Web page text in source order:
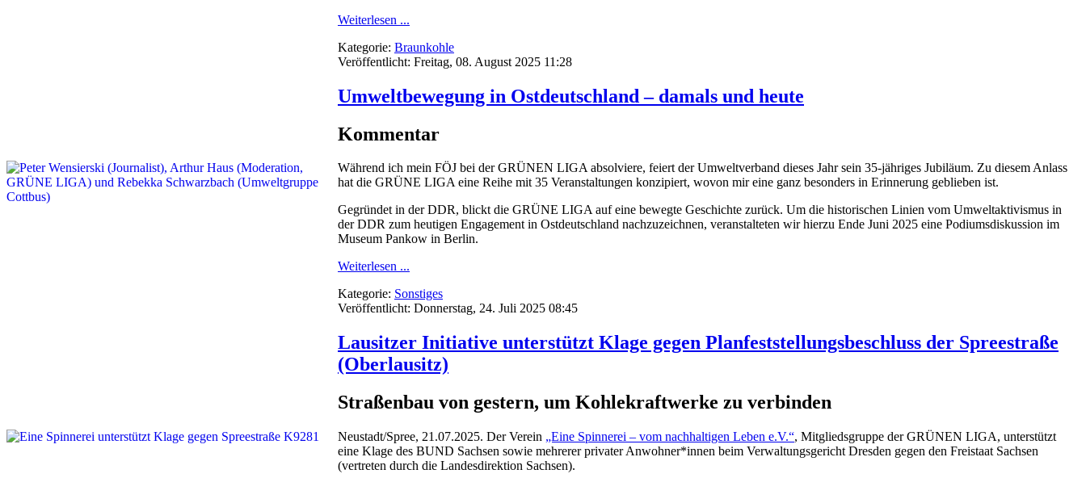
Weiterlesen ...
Kategorie: Braunkohle
Veröffentlicht: Freitag, 08. August 2025 11:28
Umweltbewegung in Ostdeutschland – damals und heute
Kommentar
Während ich mein FÖJ bei der GRÜNEN LIGA absolviere, feiert der Umweltverband dieses Jahr sein 35-jähriges Jubiläum. Zu diesem Anlass
hat die GRÜNE LIGA eine Reihe mit 35 Veranstaltungen konzipiert, wovon mir eine ganz besonders in Erinnerung geblieben ist.
Gegründet in der DDR, blickt die GRÜNE LIGA auf eine bewegte Geschichte zurück. Um die historischen Linien vom Umweltaktivismus in
der DDR zum heutigen Engagement in Ostdeutschland nachzuzeichnen, veranstalteten wir hierzu Ende Juni 2025 eine Podiumsdiskussion im
Museum Pankow in Berlin.
Weiterlesen ...
Kategorie: Sonstiges
Veröffentlicht: Donnerstag, 24. Juli 2025 08:45
Lausitzer Initiative unterstützt Klage gegen Planfeststellungsbeschluss der Spreestraße
(Oberlausitz)
Straßenbau von gestern, um Kohlekraftwerke zu verbinden
Neustadt/Spree, 21.07.2025. Der Verein „Eine Spinnerei – vom nachhaltigen Leben e.V.“, Mitgliedsgruppe der GRÜNEN LIGA, unterstützt
eine Klage des BUND Sachsen sowie mehrerer privater Anwohner*innen beim Verwaltungsgericht Dresden gegen den Freistaat Sachsen
(vertreten durch die Landesdirektion Sachsen).